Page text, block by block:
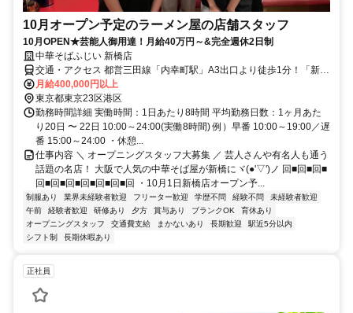
10月オープン予定のラーメン屋の店舗スタッフ
10月OPEN★芸能人御用達！月給40万円～&完全週休2日制
中華そばふじい 新橋店
交通・アクセス 都営三田線「内幸町駅」A3出口より徒歩1分！「新橋
駅」・「虎ノ門駅」からも徒歩5分圏内♪
月給400,000円以上
東京都東京23区港区
勤務時間詳細 実働時間：1日あたり8時間 平均勤務日数：1ヶ月あた
り20日 〜 22日 10:00～24:00(実働8時間) 例）早番 10:00～19:00／遅
番 15:00～24:00 ・休憩...
仕事内容 ＼ オープニングスタッフ大募集 ／ 芸人さんや有名人も通う
話題の名店！ 大阪で人気の中華そば屋が新橋にヾ(●'▽')ノ 回■回■回■
回■回■回■回■回■回■回 ・10月1日新橋店オープン予...
制服あり 業界未経験者歓迎 フリーター歓迎 学歴不問 経験不問
未経験者歓迎
午前
経験者歓迎 研修あり 夕方 賞与あり ブランクOK
育休あり
オープニングスタッフ
交通費支給 まかないあり 長期歓迎
駅近5分以内
シフト制
長期休暇あり
正社員